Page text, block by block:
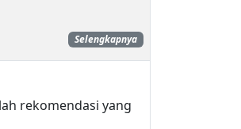
Selengkapnya
rekomendasi yang